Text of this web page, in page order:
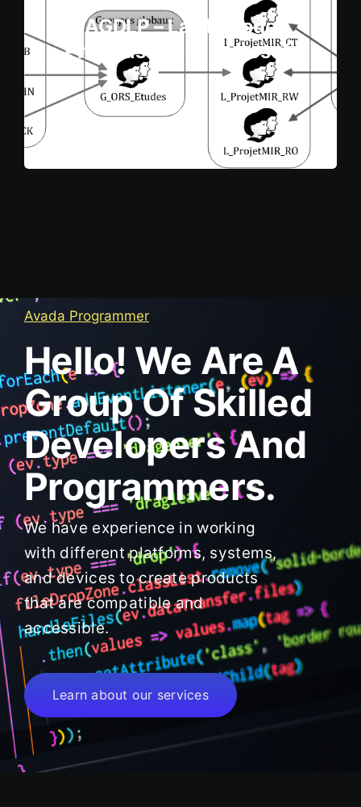
AGDLP – La Méthode
Préconisée Par Microsoft
Avada Programmer
Hello! We Are A
Group Of Skilled
Developers And
Programmers.
We have experience in working
with different platforms, systems,
and devices to create products
that are compatible and
accessible.
Learn about our services